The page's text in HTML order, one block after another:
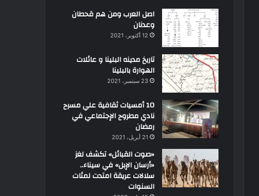
اصل العرب ومن هم قحطان
وعدنان
12 أكتوبر، 2021
تاريخ مدينه البلينا و عائلات
الهوارة بالبلينا
23 سبتمبر، 2021
10 أمسيات ثقافية علي مسرح
نادي مطروح الإجتماعي في
رمضان
21 أبريل، 2021
«صوت القبائل» تكشف لغز
«أرسان الإبل» في سيناء..
سلالات عريقة امتدت لمئات
السنوات